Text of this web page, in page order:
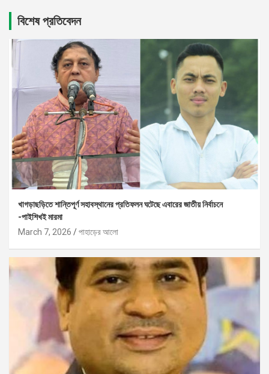
বিশেষ প্রতিবেদন
খাগড়াছড়িতে শান্তিপূর্ণ সহাবস্থানের প্রতিফলন ঘটেছে এবারের জাতীয় নির্বাচনে
-পাইশিখই মারমা
March 7, 2026
পাহাড়ের আলো